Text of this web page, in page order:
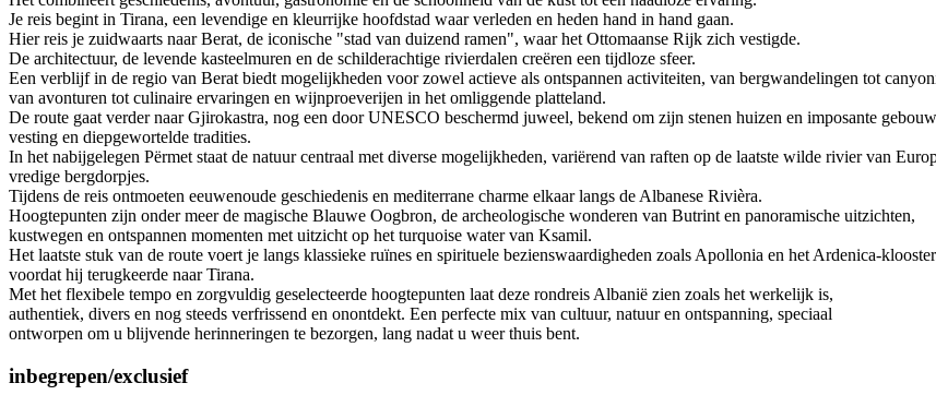
Je reis begint in Tirana, een levendige en kleurrijke hoofdstad waar verleden en heden hand in hand gaan.
Hier reis je zuidwaarts naar Berat, de iconische "stad van duizend ramen", waar het Ottomaanse Rijk zich vestigde.
De architectuur, de levende kasteelmuren en de schilderachtige rivierdalen creëren een tijdloze sfeer.
Een verblijf in de regio van Berat biedt mogelijkheden voor zowel actieve als ontspannen activiteiten, van bergwandelingen tot
van avonturen tot culinaire ervaringen en wijnproeverijen in het omliggende platteland.
De route gaat verder naar Gjirokastra, nog een door UNESCO beschermd juweel, bekend om zijn stenen huizen en imposante
vesting en diepgewortelde tradities.
In het nabijgelegen Përmet staat de natuur centraal met diverse mogelijkheden, variërend van raften op de laatste wilde rivier van
vredige bergdorpjes.
Tijdens de reis ontmoeten eeuwenoude geschiedenis en mediterrane charme elkaar langs de Albanese Rivièra.
Hoogtepunten zijn onder meer de magische Blauwe Oogbron, de archeologische wonderen van Butrint en panoramische uitzichten,
kustwegen en ontspannen momenten met uitzicht op het turquoise water van Ksamil.
Het laatste stuk van de route voert je langs klassieke ruïnes en spirituele bezienswaardigheden zoals Apollonia en het Ardenica-
voordat hij terugkeerde naar Tirana.
Met het flexibele tempo en zorgvuldig geselecteerde hoogtepunten laat deze rondreis Albanië zien zoals het werkelijk is,
authentiek, divers en nog steeds verfrissend en onontdekt. Een perfecte mix van cultuur, natuur en ontspanning, speciaal
ontworpen om u blijvende herinneringen te bezorgen, lang nadat u weer thuis bent.
inbegrepen/exclusief